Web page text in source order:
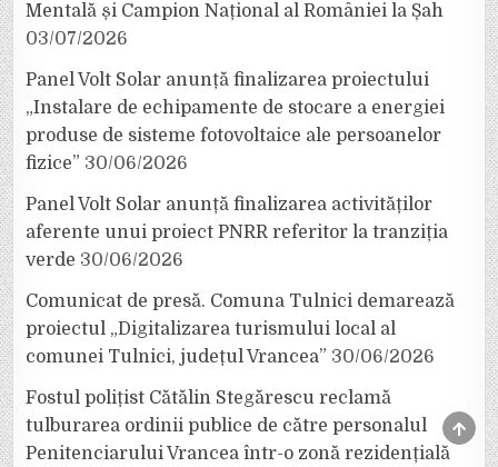
Mentală și Campion Național al României la Șah
03/07/2026
Panel Volt Solar anunță finalizarea proiectului
„Instalare de echipamente de stocare a energiei
produse de sisteme fotovoltaice ale persoanelor
fizice” 30/06/2026
Panel Volt Solar anunță finalizarea activităților
aferente unui proiect PNRR referitor la tranziția
verde 30/06/2026
Comunicat de presă. Comuna Tulnici demarează
proiectul „Digitalizarea turismului local al
comunei Tulnici, județul Vrancea” 30/06/2026
Fostul polițist Cătălin Stegărescu reclamă
tulburarea ordinii publice de către personalul
Penitenciarului Vrancea într-o zonă rezidențială
TO
TOP